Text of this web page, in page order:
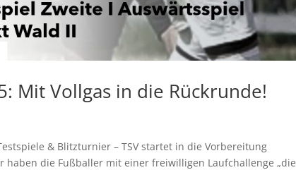
Mit Vollgas in die Rückrunde!
& Blitzturnier – TSV startet in die Vorbereitung
haben die Fußballer mit einer freiwilligen Laufchallenge „die